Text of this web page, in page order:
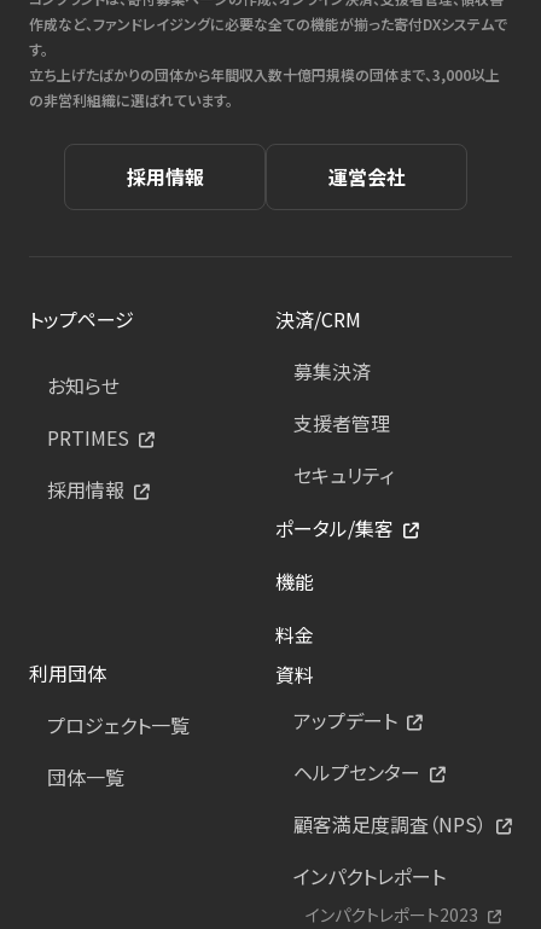
作成など、ファンドレイジングに必要な全ての機能が揃った寄付DXシステムで
す。
立ち上げたばかりの団体から年間収入数十億円規模の団体まで、3,000以上
の非営利組織に選ばれています。
採用情報 運営会社
トップページ
お知らせ
PRTIMES
採用情報
決済/CRM
募集決済
支援者管理
セキュリティ
ポータル/集客
機能
料金
利用団体
プロジェクト一覧
団体一覧
資料
アップデート
ヘルプセンター
顧客満足度調査（NPS）
インパクトレポート
インパクトレポート2023